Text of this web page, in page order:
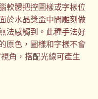
軟體把控圖樣或字樣位
於水晶獎盃中間雕刻做
法感觸到。此種手法好
原色，圖樣和字樣不會
角，搭配光線可產生